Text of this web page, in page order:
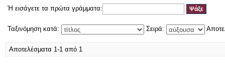
Ή εισάγετε τα πρώτα γράμματα:
Ταξινόμηση κατά: Σειρά:
Αποτελέσματα 1-1 από 1